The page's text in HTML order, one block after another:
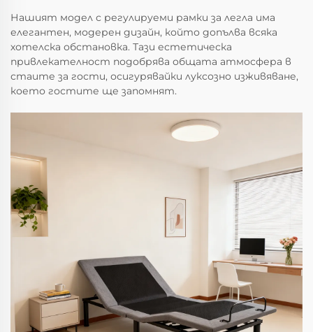
Нашият модел с регулируеми рамки за легла има
елегантен, модерен дизайн, който допълва всяка
хотелска обстановка. Тази естетическа
привлекателност подобрява общата атмосфера в
стаите за гости, осигурявайки луксозно изживяване,
което гостите ще запомнят.